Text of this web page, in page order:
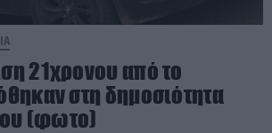
21χρονου από το
στη δημοσιότητα
(φωτο)